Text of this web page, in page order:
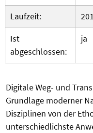
Laufzeit:
Ist
abgeschlossen:
ja
Digitale Weg- und
Grundlage moderner
Disziplinen von der
unterschiedlichste